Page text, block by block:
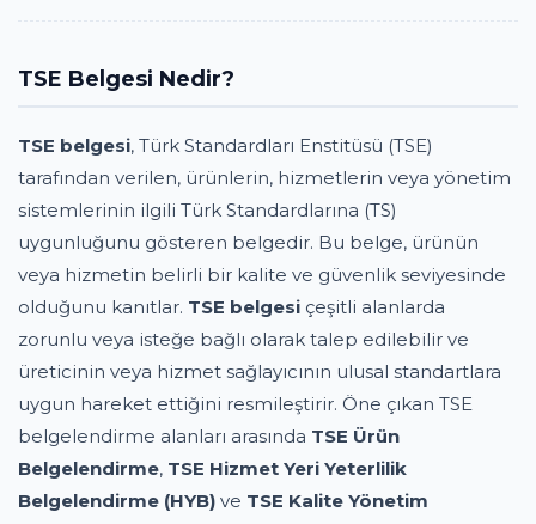
TSE Belgesi Nedir?
TSE belgesi, Türk Standardları Enstitüsü (TSE)
tarafından verilen, ürünlerin, hizmetlerin veya yönetim
sistemlerinin ilgili Türk Standardlarına (TS)
uygunluğunu gösteren belgedir. Bu belge, ürünün
veya hizmetin belirli bir kalite ve güvenlik seviyesinde
olduğunu kanıtlar. TSE belgesi çeşitli alanlarda
zorunlu veya isteğe bağlı olarak talep edilebilir ve
üreticinin veya hizmet sağlayıcının ulusal standartlara
uygun hareket ettiğini resmileştirir. Öne çıkan TSE
belgelendirme alanları arasında TSE Ürün
Belgelendirme, TSE Hizmet Yeri Yeterlilik
Belgelendirme (HYB) ve TSE Kalite Yönetim